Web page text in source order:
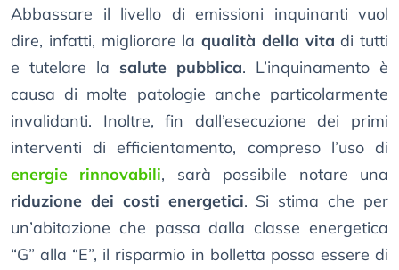
Abbassare il livello di emissioni inquinanti vuol
dire, infatti, migliorare la qualità della vita di tutti
e tutelare la salute pubblica. L’inquinamento è
causa di molte patologie anche particolarmente
invalidanti. Inoltre, fin dall’esecuzione dei primi
interventi di efficientamento, compreso l’uso di
energie rinnovabili, sarà possibile notare una
riduzione dei costi energetici. Si stima che per
un’abitazione che passa dalla classe energetica
“G” alla “E”, il risparmio in bolletta possa essere di